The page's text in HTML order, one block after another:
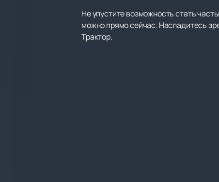
Не упустите возможность стать
можно прямо сейчас. Насладитесь
Трактор.